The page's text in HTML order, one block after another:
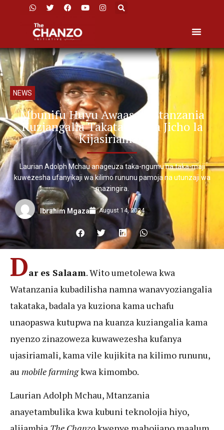
NEWS
Mbunifu Huyu Awaasa Watanzania
Kuziangalia Takataka Kwa Jicho la
Kijasiriamali
Laurian Adolph Mchau anageuza taka-ngumu na taka-maji
kuwezesha ufanyikaji wa kilimo rununu pamoja na utunzaji wa
mazingira.
Ibrahim Mgaza August 14, 2024
Dar es Salaam. Wito umetolewa kwa
Watanzania kubadilisha namna wanavyoziangalia
takataka, badala ya kuziona kama uchafu
unaopaswa kutupwa na kuanza kuziangalia kama
nyenzo zinazoweza kuwawezesha kufanya
ujasiriamali, kama vile kujikita na kilimo rununu,
au mobile farmingkwa kimombo.
Laurian Adolph Mchau, Mtanzania
anayetambulika kwa kubuni teknolojia hiyo,